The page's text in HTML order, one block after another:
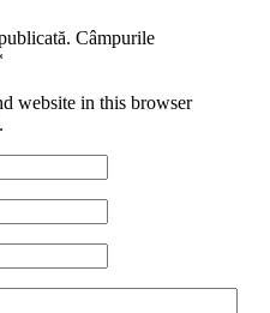
Câmpurile
website in this browser